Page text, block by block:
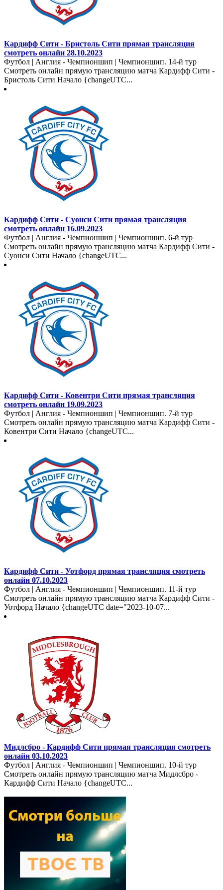
Кардифф Сити - Бристоль Сити прямая трансляция
смотреть онлайн 28.10.2023
Футбол | Англия - Чемпионшип | Чемпионшип. 14-й тур
Смотреть онлайн прямую трансляцию матча Кардифф Сити -
Бристоль Сити Начало {changeUTC...
Кардифф Сити - Суонси Сити прямая трансляция
смотреть онлайн 16.09.2023
Футбол | Англия - Чемпионшип | Чемпионшип. 6-й тур
Смотреть онлайн прямую трансляцию матча Кардифф Сити -
Суонси Сити Начало {changeUTC...
Кардифф Сити - Ковентри Сити прямая трансляция
смотреть онлайн 19.09.2023
Футбол | Англия - Чемпионшип | Чемпионшип. 7-й тур
Смотреть онлайн прямую трансляцию матча Кардифф Сити -
Ковентри Сити Начало {changeUTC...
Кардифф Сити - Уотфорд прямая трансляция смотреть
онлайн 07.10.2023
Футбол | Англия - Чемпионшип | Чемпионшип. 11-й тур
Смотреть онлайн прямую трансляцию матча Кардифф Сити -
Уотфорд Начало {changeUTC date="2023-10-07...
Мидлсбро - Кардифф Сити прямая трансляция смотреть
онлайн 03.10.2023
Футбол | Англия - Чемпионшип | Чемпионшип. 10-й тур
Смотреть онлайн прямую трансляцию матча Мидлсбро -
Кардифф Сити Начало {changeUTC...